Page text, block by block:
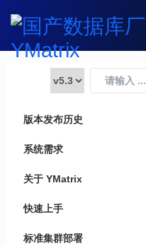
版本发布历史
系统需求
关于 YMatrix
快速上手
标准集群部署